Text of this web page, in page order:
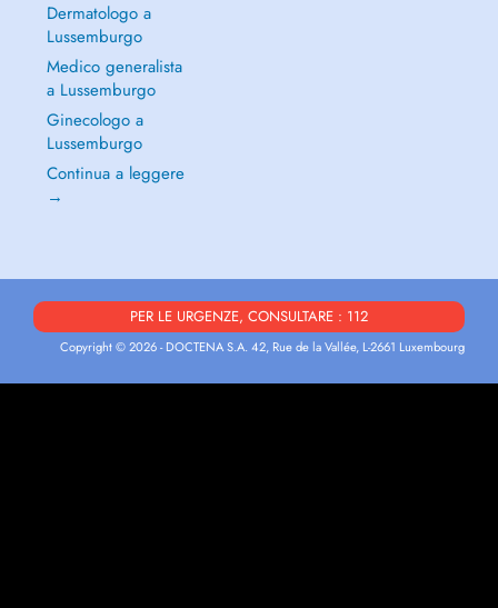
Dermatologo a
Lussemburgo
Medico generalista
a Lussemburgo
Ginecologo a
Lussemburgo
Continua a leggere
→
PER LE URGENZE, CONSULTARE : 112
Copyright © 2026 - DOCTENA S.A. 42, Rue de la Vallée, L-2661 Luxembourg